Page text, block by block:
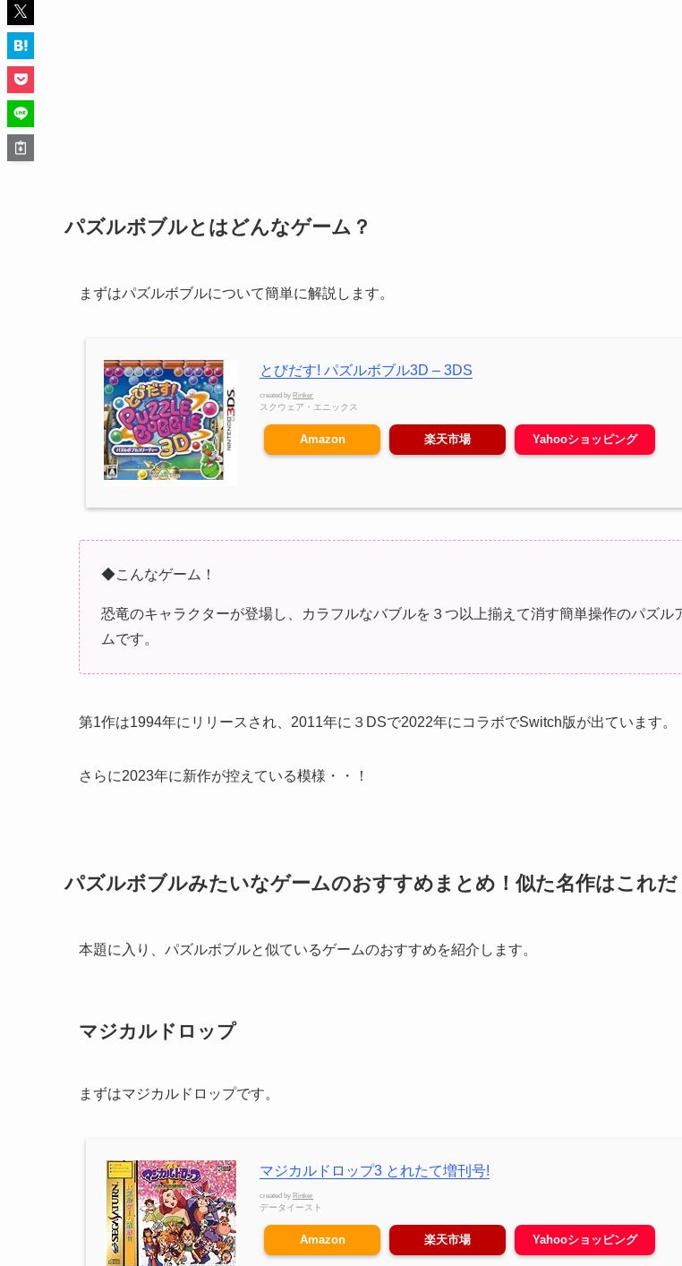
パズルボブルとはどんなゲーム？
まずはパズルボブルについて簡単に解説します。
とびだす! パズルボブル3D – 3DS
created by Rinker
スクウェア・エニックス
Amazon 楽天市場 Yahooショッピング
◆こんなゲーム！
恐竜のキャラクターが登場し、カラフルなバブルを３つ以上揃えて消す簡単操作のパズル
ムです。
第1作は1994年にリリースされ、2011年に３DSで2022年にコラボでSwitch版が出ています。
さらに2023年に新作が控えている模様・・！
パズルボブルみたいなゲームのおすすめまとめ！似た名作はこれだ
本題に入り、パズルボブルと似ているゲームのおすすめを紹介します。
マジカルドロップ
まずはマジカルドロップです。
マジカルドロップ3 とれたて増刊号!
created by Rinker
データイースト
Amazon 楽天市場 Yahooショッピング